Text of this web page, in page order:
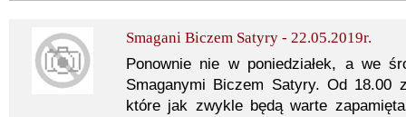
Smagani Biczem Satyry - 22.05.2019r.
Ponownie nie w poniedziałek, a we
Smaganymi Biczem Satyry. Od 18.00
które jak zwykle będą warte